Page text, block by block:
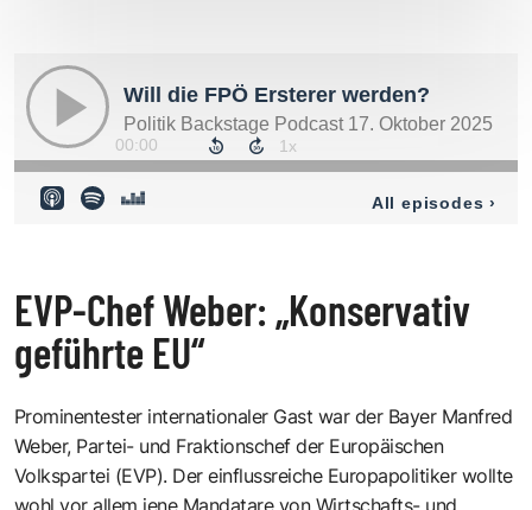
EVP-Chef Weber: „Konservativ
geführte EU“
Prominentester internationaler Gast war der Bayer Manfred
Weber, Partei- und Fraktionschef der Europäischen
Volkspartei (EVP). Der einflussreiche Europapolitiker wollte
wohl vor allem jene Mandatare von Wirtschafts- und